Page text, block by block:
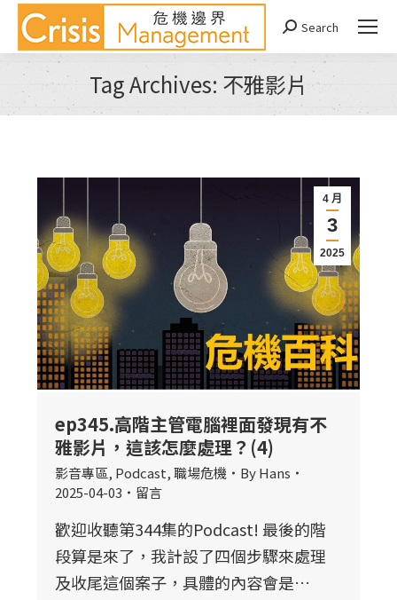
Search:
Search
Tag Archives: 不雅影片
You are here:
4 月
3
2025
ep345.高階主管電腦裡面發現有不
雅影片，這該怎麼處理？(4)
影音專區, Podcast,職場危機 ByHans
2025-04-03
留言
歡迎收聽第344集的Podcast! 最後的階
段算是來了，我計設了四個步驟來處理
及收尾這個案子，具體的內容會是…